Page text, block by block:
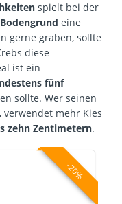
spielt bei der
Bodengrund eine
gerne graben, sollte
diese
ist ein
fünf
sollte. Wer seinen
verwendet mehr Kies
zehn Zentimetern.
-20%